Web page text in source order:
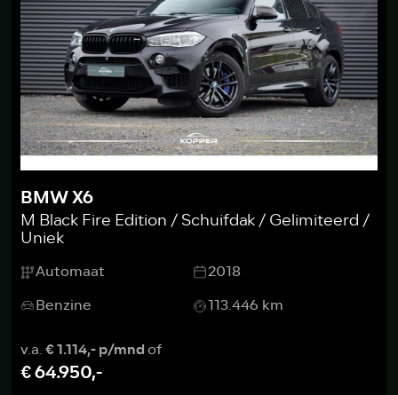
BMW X6
M Black Fire Edition / Schuifdak / Gelimiteerd /
Uniek
Automaat
2018
Benzine
113.446 km
v.a.€ 1.114,- p/mndof
€ 64.950,-